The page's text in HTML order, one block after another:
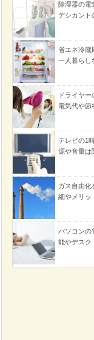
除湿器の電
デシカント
省エネ冷蔵
一人暮らし
ドライヤ
電気代や節
テレビの1
源や音量は
ガス自由化
細やメリッ
パソコンの
能やデスク